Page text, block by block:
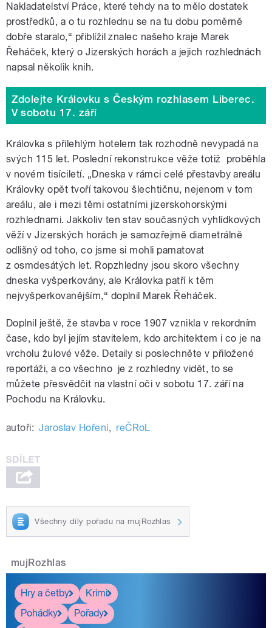
Nakladatelství Práce, které tehdy na to mělo dostatek
prostředků, a o tu rozhlednu se na tu dobu poměrně
dobře staralo,“ přiblížil znalec našeho kraje Marek
Řeháček, který o Jizerských horách a jejich rozhlednách
napsal několik knih.
Zdolejte Královku s Českým rozhlasem Liberec.
V sobotu 17. září
Královka s přilehlým hotelem tak rozhodně nevypadá na
svých 115 let. Poslední rekonstrukce věže totiž proběhla
v novém tisíciletí. „Dneska v rámci celé přestavby areálu
Královky opět tvoří takovou šlechtičnu, nejenom v tom
areálu, ale i mezi těmi ostatními jizerskohorskými
rozhlednami. Jakkoliv ten stav současných vyhlídkových
věží v Jizerských horách je samozřejmě diametrálně
odlišný od toho, co jsme si mohli pamatovat
z osmdesátých let. Ropzhledny jsou skoro všechny
dneska vyšperkovány, ale Královka patří k těm
nejvyšperkovanějším,“ doplnil Marek Řeháček.
Doplnil ještě, že stavba v roce 1907 vznikla v rekordním
čase, kdo byl jejím stavitelem, kdo architektem i co je na
vrcholu žulové věže. Detaily si poslechněte v přiložené
reportáži, a co všechno je z rozhledny vidět, to se
můžete přesvědčit na vlastní oči v sobotu 17. září na
Pochodu na Královku.
autoři: Jaroslav Hoření, reČRoL
Všechny díly pořadu na mujRozhlas
mujRozhlas
Hry a četby
Krimi
Pohádky
Pořady